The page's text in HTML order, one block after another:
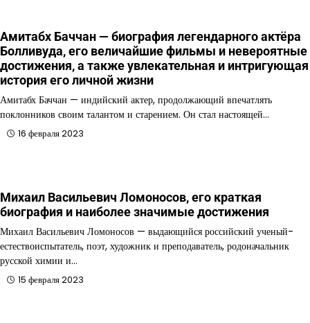
Амитабх Баччан — биография легендарного актёра
Болливуда, его величайшие фильмы и невероятные
достижения, а также увлекательная и интригующая
история его личной жизни
Амитабх Баччан — индийский актер, продолжающий впечатлять
поклонников своим талантом и старением. Он стал настоящей…
16 февраля 2023
Михаил Васильевич Ломоносов, его краткая
биография и наиболее значимые достижения
Михаил Васильевич Ломоносов — выдающийся российский ученый-
естествоиспытатель, поэт, художник и преподаватель, родоначальник
русской химии и…
15 февраля 2023